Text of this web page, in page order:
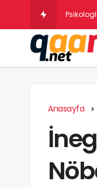
Sokakta
Anasayfa